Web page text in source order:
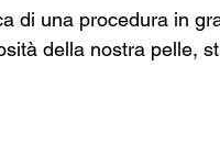
di una procedura in
della nostra pelle,